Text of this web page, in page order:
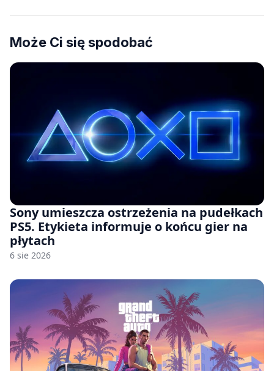
Może Ci się spodobać
Sony umieszcza ostrzeżenia na pudełkach
PS5. Etykieta informuje o końcu gier na
płytach
6 sie 2026